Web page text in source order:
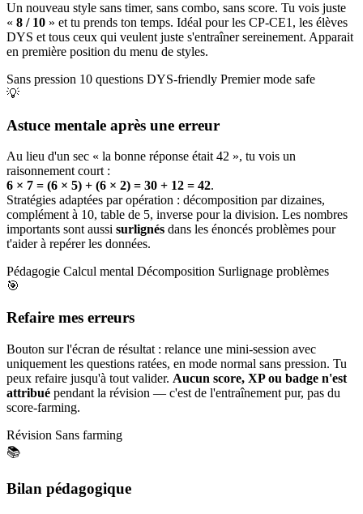
Un nouveau style sans timer, sans combo, sans score. Tu vois juste
« 8 / 10 » et tu prends ton temps. Idéal pour les CP-CE1, les élèves
DYS et tous ceux qui veulent juste s'entraîner sereinement. Apparait
en première position du menu de styles.
Sans pression 10 questions DYS-friendly Premier mode safe
💡
Astuce mentale après une erreur
Au lieu d'un sec « la bonne réponse était 42 », tu vois un
raisonnement court :
6 × 7 = (6 × 5) + (6 × 2) = 30 + 12 = 42.
Stratégies adaptées par opération : décomposition par dizaines,
complément à 10, table de 5, inverse pour la division. Les nombres
importants sont aussi surlignés dans les énoncés problèmes pour
t'aider à repérer les données.
Pédagogie Calcul mental Décomposition Surlignage problèmes
🎯
Refaire mes erreurs
Bouton sur l'écran de résultat : relance une mini-session avec
uniquement les questions ratées, en mode normal sans pression. Tu
peux refaire jusqu'à tout valider. Aucun score, XP ou badge n'est
attribué pendant la révision — c'est de l'entraînement pur, pas du
score-farming.
Révision Sans farming
📚
Bilan pédagogique